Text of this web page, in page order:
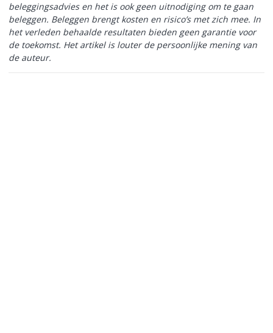
beleggingsadvies en het is ook geen uitnodiging om te gaan
beleggen. Beleggen brengt kosten en risico’s met zich mee. In
het verleden behaalde resultaten bieden geen garantie voor
de toekomst. Het artikel is louter de persoonlijke mening van
de auteur.